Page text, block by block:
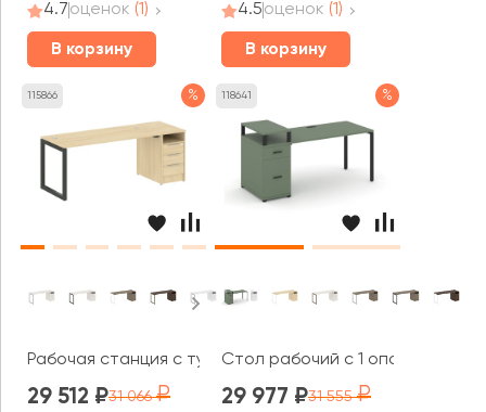
4.7оценок (1)
В корзину
4.5оценок (1)
В корзину
115866 %
Рабочая станция с тумбой на О-образном м/к
29 512 31 066
118641 %
Стол рабочий с 1 опорной
29 977 31 555